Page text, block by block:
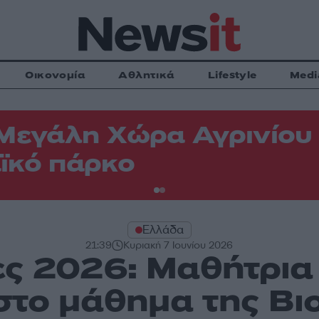
Οικονομία Αθλητικά Lifestyle
Χώρα Αγρινίου
πάρκο
Ελλάδα
21:39 Κυριακή 7 Ιουνίου 2026
2026: Μαθήτρια
μάθημα της